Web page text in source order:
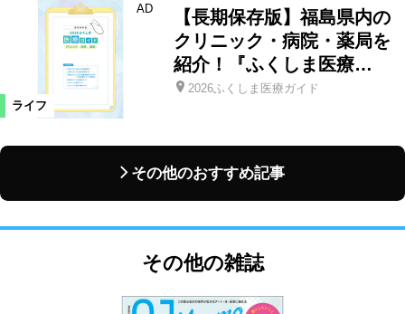
ライフ
AD
【長期保存版】福島県内の
クリニック・病院・薬局を
紹介！『ふくしま医療…
2026ふくしま医療ガイド
その他のおすすめ記事
その他の雑誌